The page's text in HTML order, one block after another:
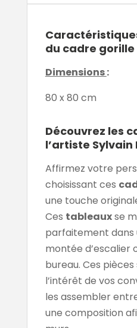
du cadre
Dimensions:
80 x 80 cm
Découvrez les
l’artiste Sylvain
Affirmez votre
choisissant ces
une touche
Ces tableauxse
parfaitement dans
montée d’escalier
bureau. Ces
l’intérêt de vos
les assembler
une composition